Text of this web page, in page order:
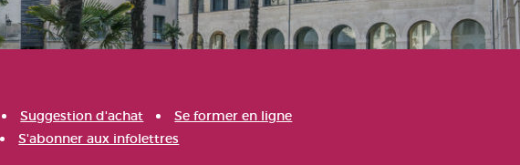
Suggestion d'achat
Se former en ligne
S'abonner aux infolettres